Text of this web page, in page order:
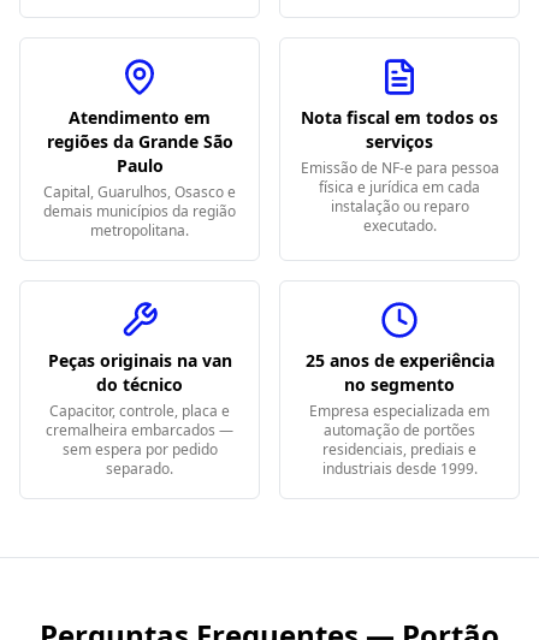
Atendimento em
regiões da Grande São
Paulo
Capital, Guarulhos, Osasco e
demais municípios da região
metropolitana.
Nota fiscal em todos os
serviços
Emissão de NF-e para pessoa
física e jurídica em cada
instalação ou reparo
executado.
Peças originais na van
do técnico
Capacitor, controle, placa e
cremalheira embarcados —
sem espera por pedido
separado.
25 anos de experiência
no segmento
Empresa especializada em
automação de portões
residenciais, prediais e
industriais desde 1999.